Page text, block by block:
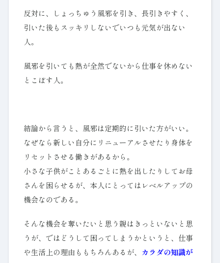
反対に、しょっちゅう風邪を引き、長引きやすく、
引いた後もスッキリしないでいつも元気が出ない
人。
風邪を引いても熱が全然でないから仕事を休めない
とこぼす人。
結論から言うと、風邪は定期的に引いた方がいい。
なぜなら新しい自分にリニューアルさせたり身体を
リセットさせる働きがあるから。
小さな子供がことあるごとに熱を出したりしてお母
さんを困らせるが、本人にとってはレベルアップの
機会なのである。
そんな機会を奪いたいと思う親はきっといないと思
うが、ではどうして困ってしまうかというと、仕事
や生活上の理由ももちろんあるが、 カラダの知識が